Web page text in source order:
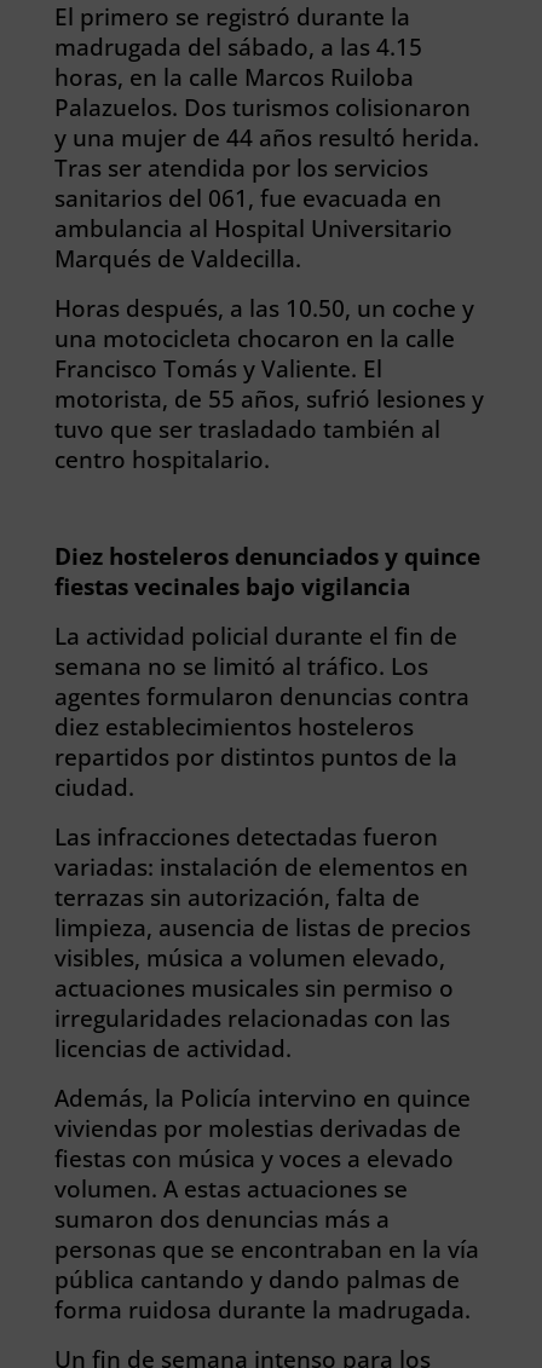
El primero se registró durante la
madrugada del sábado, a las 4.15
horas, en la calle Marcos Ruiloba
Palazuelos. Dos turismos colisionaron
y una mujer de 44 años resultó herida.
Tras ser atendida por los servicios
sanitarios del 061, fue evacuada en
ambulancia al Hospital Universitario
Marqués de Valdecilla.
Horas después, a las 10.50, un coche y
una motocicleta chocaron en la calle
Francisco Tomás y Valiente. El
motorista, de 55 años, sufrió lesiones y
tuvo que ser trasladado también al
centro hospitalario.
Diez hosteleros denunciados y quince
fiestas vecinales bajo vigilancia
La actividad policial durante el fin de
semana no se limitó al tráfico. Los
agentes formularon denuncias contra
diez establecimientos hosteleros
repartidos por distintos puntos de la
ciudad.
Las infracciones detectadas fueron
variadas: instalación de elementos en
terrazas sin autorización, falta de
limpieza, ausencia de listas de precios
visibles, música a volumen elevado,
actuaciones musicales sin permiso o
irregularidades relacionadas con las
licencias de actividad.
Además, la Policía intervino en quince
viviendas por molestias derivadas de
fiestas con música y voces a elevado
volumen. A estas actuaciones se
sumaron dos denuncias más a
personas que se encontraban en la vía
pública cantando y dando palmas de
forma ruidosa durante la madrugada.
Un fin de semana intenso para los